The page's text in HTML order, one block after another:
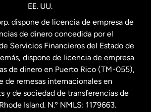
EE. UU.
dispone de licencia de empresa de
de dinero concedida por el
Servicios Financieros del Estado de
dispone de licencia de empresa
de dinero en Puerto Rico (TM-055),
de remesas internacionales en
y de sociedad de transferencias de
Island. N.º NMLS: 1179663.